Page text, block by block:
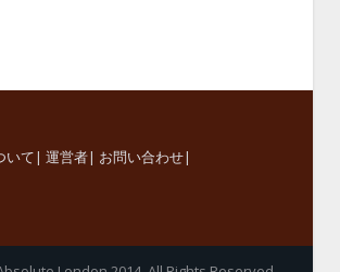
いて| 運営者| お問い合わせ|